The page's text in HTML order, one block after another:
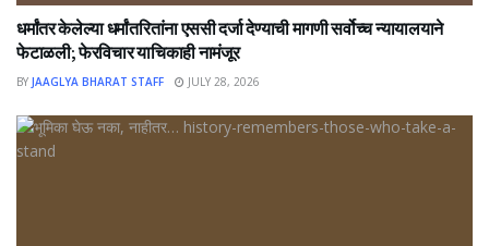
धर्मांतर केलेल्या धर्मांतरितांना एससी दर्जा देण्याची मागणी सर्वोच्च न्यायालयाने
फेटाळली; फेरविचार याचिकाही नामंजूर
BY JAAGLYA BHARAT STAFF JULY 28, 2026